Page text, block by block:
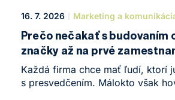
ako naštartovať kariéru alebo
kedy sa nároky na odborné
v oblastiach, ako sú daně,
a podnikové financie – menia
tempem. Formálne vzdelanie
16. 7. 2026 Marketing a
Prečo nečakať s budovaním
značky až na prvé
Každá firma chce mať ľudí, ktorí
s presvedčením. Málokto však